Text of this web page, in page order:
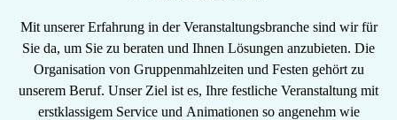
Mit unsererErfahrung in der Veranstaltungsbranchesind wir für
Sie da, um Sie zu beraten und Ihnen Lösungen anzubieten. Die
Organisation von Gruppenmahlzeiten und Festen gehört zu
unserem Beruf. Unser Ziel ist es, Ihre festliche Veranstaltung mit
erstklassigem Service und Animationen so angenehm wie